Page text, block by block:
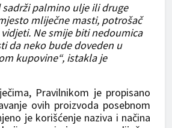
sadrži palmino ulje ili druge
mliječne masti, potrošač
Ne smije biti nedoumica
da neko bude doveden u
kupovine“, istakla je
Pravilnikom je propisano
ovih proizvoda posebnom
je korišćenje naziva i načina